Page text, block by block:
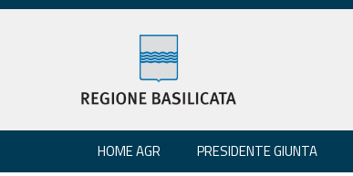
HOME AGR PRESIDENTE GIUNTA